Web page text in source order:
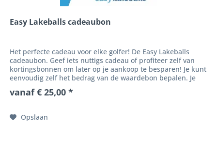
Easy Lakeballs cadeaubon
Het perfecte cadeau voor elke golfer! De Easy Lakeballs
cadeaubon. Geef iets nuttigs cadeau of profiteer zelf van
kortingsbonnen om later op je aankoop te besparen! Je kunt
eenvoudig zelf het bedrag van de waardebon bepalen. Je
ontvangt...
vanaf € 25,00 *
Opslaan